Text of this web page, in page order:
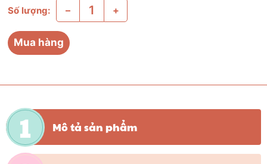
Số lượng: – +
Mua hàng
Mô tả sản phẩm